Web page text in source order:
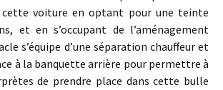
cette voiture en optant pour une teinte
et en s’occupant de l’aménagement
s’équipe d’une séparation chauffeur et
à la banquette arrière pour permettre à
de prendre place dans cette bulle